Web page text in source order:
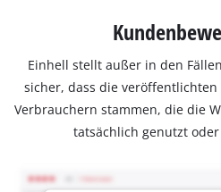
Einhell stellt außer in den
sicher, dass die
Verbrauchern stammen, die die
tatsächlich genutzt